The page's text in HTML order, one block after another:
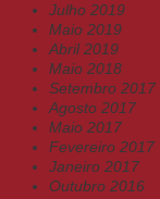
Julho 2019
Maio 2019
Abril 2019
Maio 2018
Setembro 2017
Agosto 2017
Maio 2017
Fevereiro 2017
Janeiro 2017
Outubro 2016